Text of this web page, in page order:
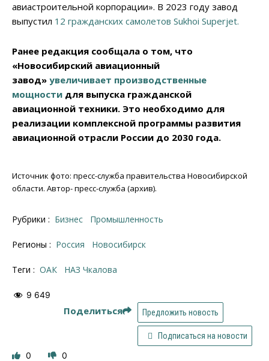
авиастроительной корпорации». В 2023 году завод
выпустил 12 гражданских самолетов Sukhoi Superjet.
Ранее редакция сообщала о том, что
«Новосибирский авиационный
завод» увеличивает производственные
мощности для выпуска гражданской
авиационной техники. Это необходимо для
реализации комплексной программы развития
авиационной отрасли России до 2030 года.
Источник фото: пресс-служба правительства Новосибирской
области. Автор- пресс-служба (архив).
Рубрики : Бизнес Промышленность
Регионы : Россия Новосибирск
Теги : ОАК НАЗ Чкалова
9 649
Поделиться Предложить новость
Подписаться на новости
0 0